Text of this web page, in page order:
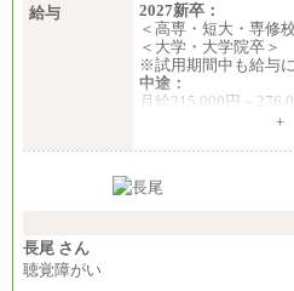
給与
2027新卒：
＜高専・短大・専修
＜大学・大学
※試用期間中も給与
中途：
月給215,000円～
※当社規定による月+
長尾 さん
聴覚障がい